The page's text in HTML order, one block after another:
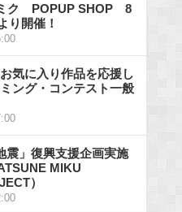
ク POPUP SHOP 8
り開催！
気に入り作品を応援し
ング・コンテスト一般
震」復興支援企画実施
MIKU
）